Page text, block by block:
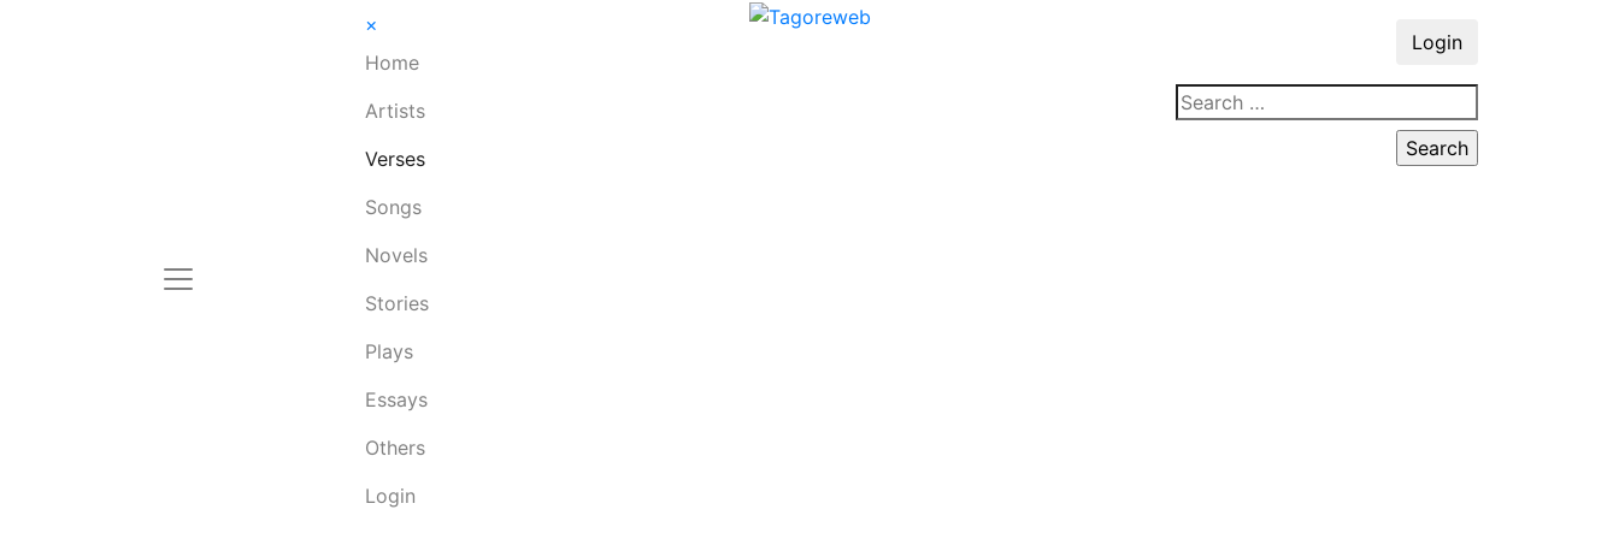
×
Home
Artists
Verses
Songs
Novels
Stories
Plays
Essays
Others
Login
Login